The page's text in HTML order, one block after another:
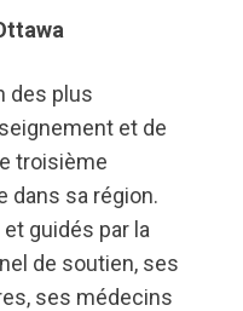
des plus
et de
troisième
dans sa région.
guidés par la
de soutien, ses
ses médecins